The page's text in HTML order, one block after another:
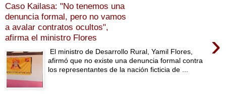
Caso Kailasa: "No tenemos una
denuncia formal, pero no vamos
a avalar contratos ocultos",
afirma el ministro Flores
›
El ministro de Desarrollo Rural, Yamil Flores,
afirmó que no existe una denuncia formal contra
los representantes de la nación ficticia de ...